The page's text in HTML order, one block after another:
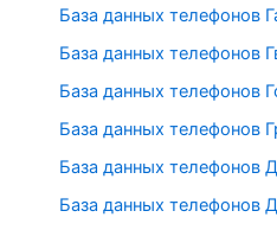
База данных телефонов
База данных телефонов
База данных телефонов
База данных телефонов
База данных телефонов
База данных телефонов